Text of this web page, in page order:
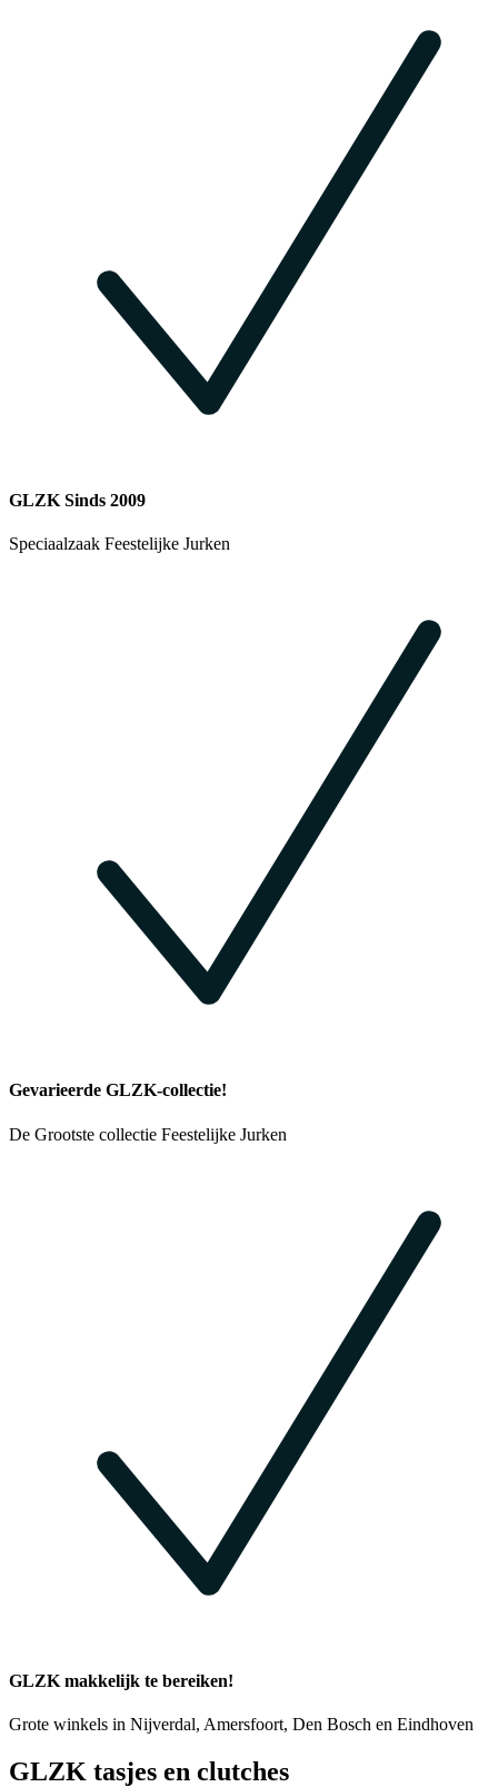
GLZK Sinds 2009
Speciaalzaak Feestelijke Jurken
Gevarieerde GLZK-collectie!
De Grootste collectie Feestelijke Jurken
GLZK makkelijk te bereiken!
Grote winkels in Nijverdal, Amersfoort, Den Bosch en Eindhoven
GLZK tasjes en clutches